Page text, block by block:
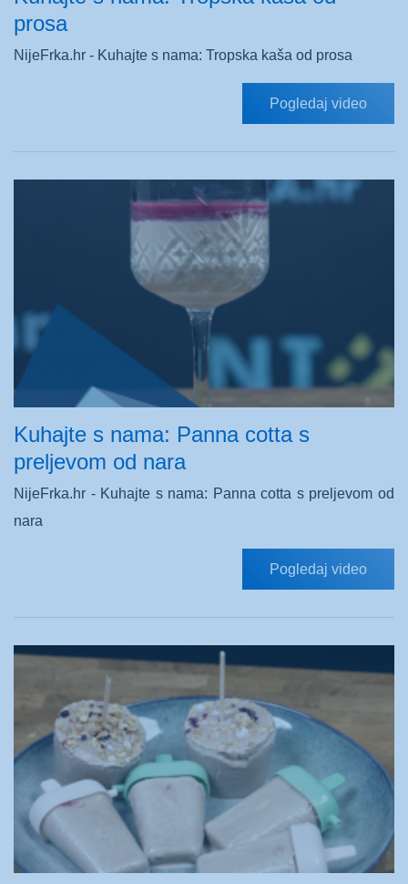
prosa
NijeFrka.hr - Kuhajte s nama: Tropska kaša od prosa
Pogledaj video
Kuhajte s nama: Panna cotta s
preljevom od nara
NijeFrka.hr - Kuhajte s nama: Panna cotta s preljevom od
nara
Pogledaj video